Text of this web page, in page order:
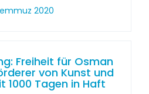
2020
Freiheit für Osman
von Kunst und
1000 Tagen in Haft